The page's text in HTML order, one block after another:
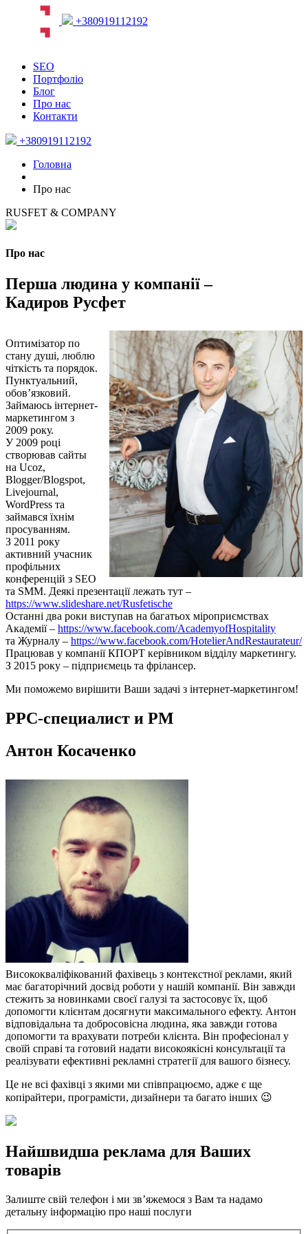
+380919112192
SEO
Портфоліо
Блог
Про нас
Контакти
+380919112192
Головна
Про нас
RUSFET & COMPANY
Про нас
Перша людина у компанії –
Кадиров Русфет
Оптимізатор по
стану душі, люблю
чіткість та порядок.
Пунктуальний,
обов’язковий.
Займаюсь інтернет-
маркетингом з
2009 року.
У 2009 році
створював сайты
на Ucoz,
Blogger/Blogspot,
Livejournal,
WordPress та
займався їхнім
просуванням.
З 2011 року
активний учасник
профільних
конференцій з SEO
та SMM. Деякі презентації лежать тут –
https://www.slideshare.net/Rusfetische
Останні два роки виступав на багатьох міроприємствах
Академії – https://www.facebook.com/AcademyofHospitality
та Журналу – https://www.facebook.com/HotelierAndRestaurateur/
Працював у компанії КПОРТ керівником відділу маркетингу.
З 2015 року – підприємець та фрілансер.
Ми поможемо вирішити Ваши задачі з інтернет-маркетингом!
PPC-специалист и PM
Антон Косаченко
Висококваліфікований фахівець з контекстної реклами, який
має багаторічний досвід роботи у нашій компанії. Він завжди
стежить за новинками своєї галузі та застосовує їх, щоб
допомогти клієнтам досягнути максимального ефекту. Антон
відповідальна та добросовісна людина, яка завжди готова
допомогти та врахувати потреби клієнта. Він професіонал у
своїй справі та готовий надати високоякісні консультації та
реалізувати ефективні рекламні стратегії для вашого бізнесу.
Це не всі фахівці з якими ми співпрацюємо, адже є ще
копірайтери, програмісти, дизайнери та багато інших 😉
Найшвидша реклама для Ваших
товарів
Залиште свій телефон і ми зв’яжемося з Вам та надамо
детальну інформацію про наші послуги